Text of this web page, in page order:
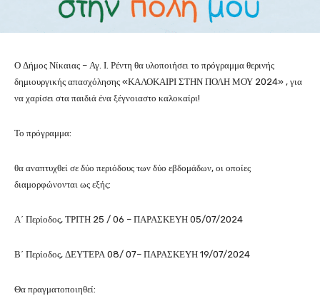
Ο Δήμος Νίκαιας – Αγ. Ι. Ρέντη θα υλοποιήσει το πρόγραμμα θερινής
δημιουργικής απασχόλησης «ΚΑΛΟΚΑΙΡΙ ΣΤΗΝ ΠΟΛΗ ΜΟΥ 2024» , για
να χαρίσει στα παιδιά ένα ξέγνοιαστο καλοκαίρι!
Το πρόγραμμα:
θα αναπτυχθεί σε δύο περιόδους των δύο εβδομάδων, οι οποίες
διαμορφώνονται ως εξής:
Α΄ Περίοδος, ΤΡΙΤΗ 25 / 06 – ΠΑΡΑΣΚΕΥΗ 05/07/2024
Β΄ Περίοδος, ΔΕΥΤΕΡΑ 08/ 07– ΠΑΡΑΣΚΕΥΗ 19/07/2024
Θα πραγματοποιηθεί: